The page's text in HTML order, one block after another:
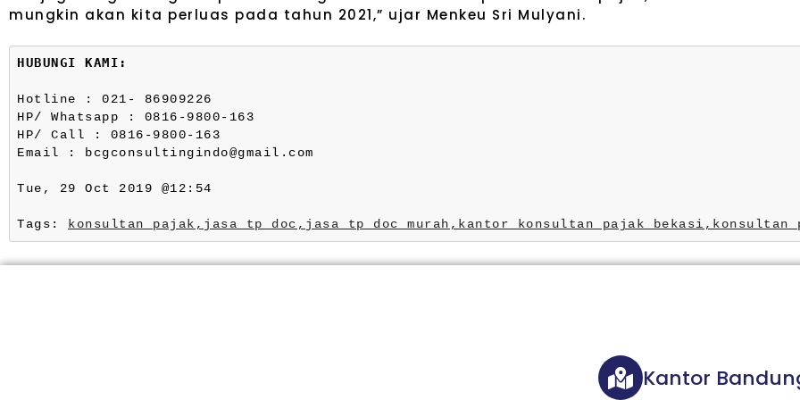
mungkin akan kita perluas pada tahun 2021,” ujar Menkeu Sri Mulyani.
HUBUNGI KAMI:
Hotline : 021- 86909226
HP/ Whatsapp : 0816-9800-163
HP/ Call : 0816-9800-163
Email : bcgconsultingindo@gmail.com
Tue, 29 Oct 2019 @12:54
Tags: konsultan pajak, jasa tp doc, jasa tp doc murah, kantor konsultan pajak bekasi,
Kantor